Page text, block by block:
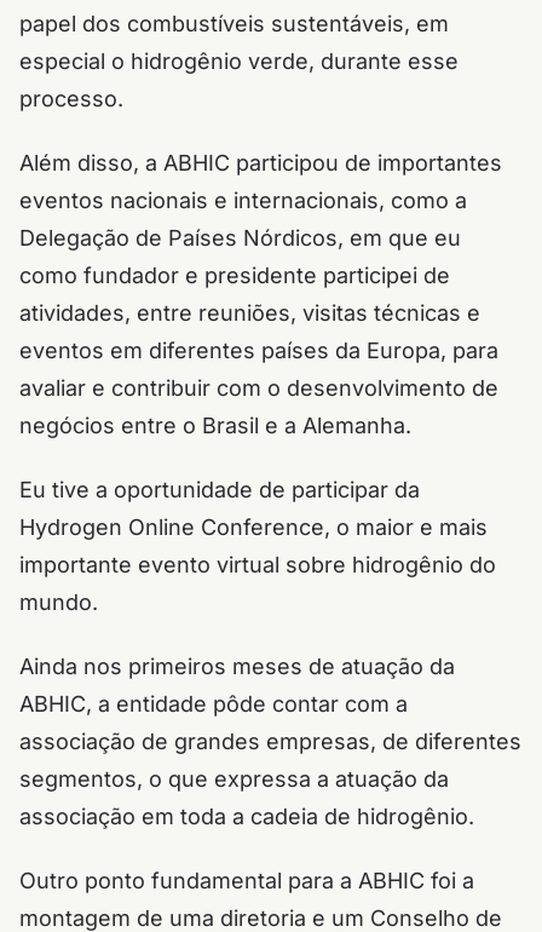
papel dos combustíveis sustentáveis, em
especial o hidrogênio verde, durante esse
processo.
Além disso, a ABHIC participou de importantes
eventos nacionais e internacionais, como a
Delegação de Países Nórdicos, em que eu
como fundador e presidente participei de
atividades, entre reuniões, visitas técnicas e
eventos em diferentes países da Europa, para
avaliar e contribuir com o desenvolvimento de
negócios entre o Brasil e a Alemanha.
Eu tive a oportunidade de participar da
Hydrogen Online Conference, o maior e mais
importante evento virtual sobre hidrogênio do
mundo.
Ainda nos primeiros meses de atuação da
ABHIC, a entidade pôde contar com a
associação de grandes empresas, de diferentes
segmentos, o que expressa a atuação da
associação em toda a cadeia de hidrogênio.
Outro ponto fundamental para a ABHIC foi a
montagem de uma diretoria e um Conselho de